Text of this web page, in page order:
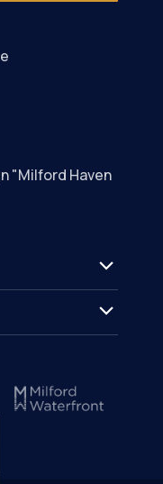
"Milford Haven